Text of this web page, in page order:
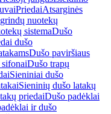
PriedaiAtsarginės
nuotekų
sistemaDušo
dušo
Dušo paviršiaus
Dušo trapų
Sieniniai dušo
Sieninių dušo latakų
priedaiDušo padėklai
ir dušo